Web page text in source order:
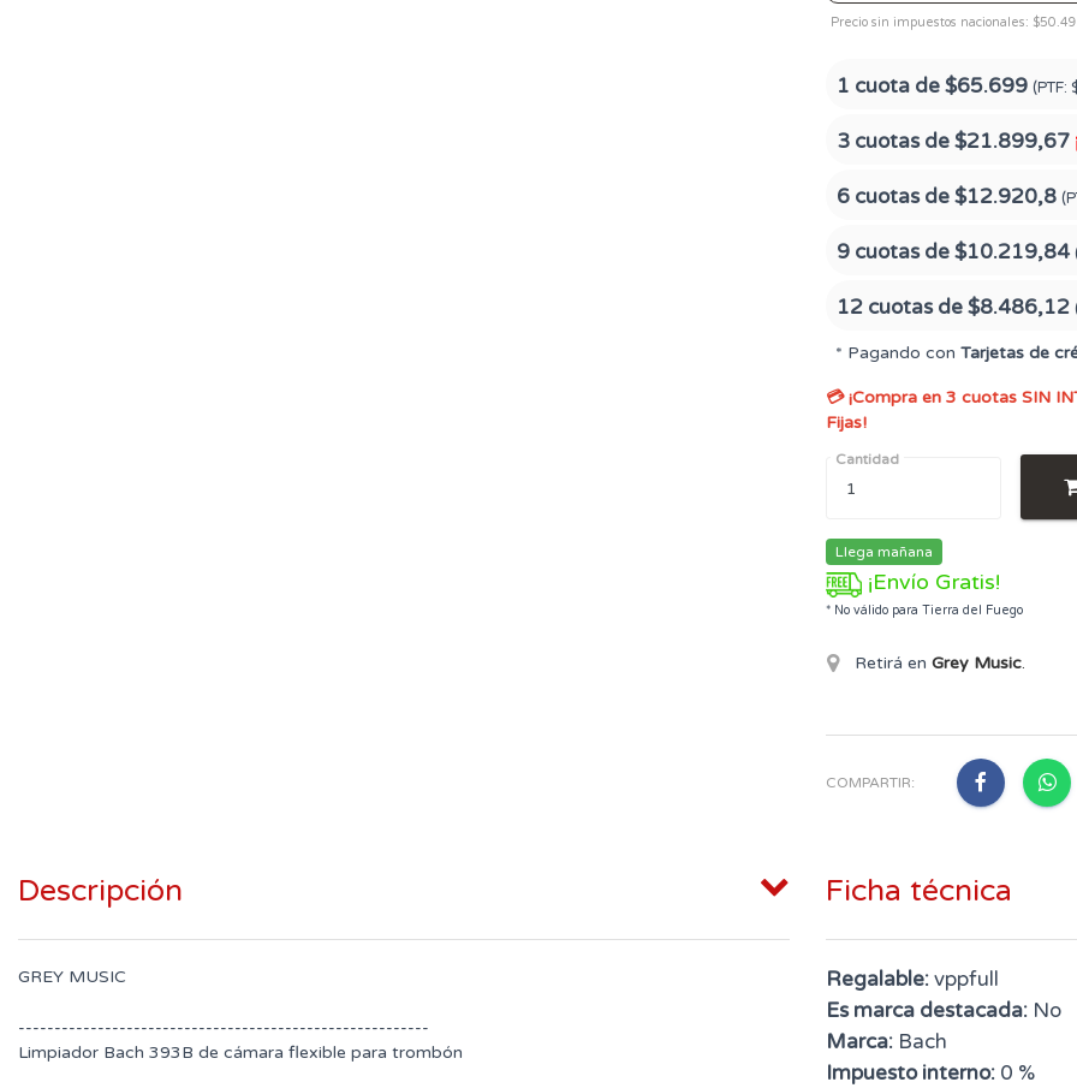
Precio sin impuestos nacionales:
1 cuota de$65.699 (PTF:
3 cuotas de$21.899,67
6 cuotas de$12.920,8
9 cuotas de$10.219,84
12 cuotas de$8.486,12
* Pagando con Tarjetas de
💳 ¡Compra en 3 cuotas SIN
Fijas!
Cantidad
Llega mañana
¡Envío Gratis!
* No válido para Tierra del Fuego
Retirá en Grey Music.
COMPARTIR:
Descripción
GREY MUSIC
---------------------------------------------------------
Limpiador Bach 393B de cámara flexible para trombón
Ficha técnica
Regalable:vppfull
Es marca destacada: No
Marca: Bach
Impuesto interno: 0 %